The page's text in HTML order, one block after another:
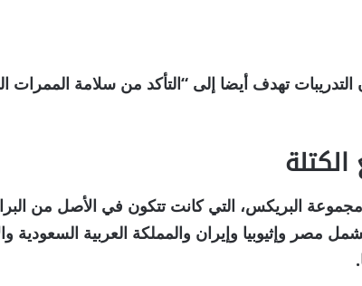
تهدف أيضا إلى “التأكد من سلامة الممرات
البريكس، التي كانت تتكون في الأصل من
مصر وإثيوبيا وإيران والمملكة العربية السعودية